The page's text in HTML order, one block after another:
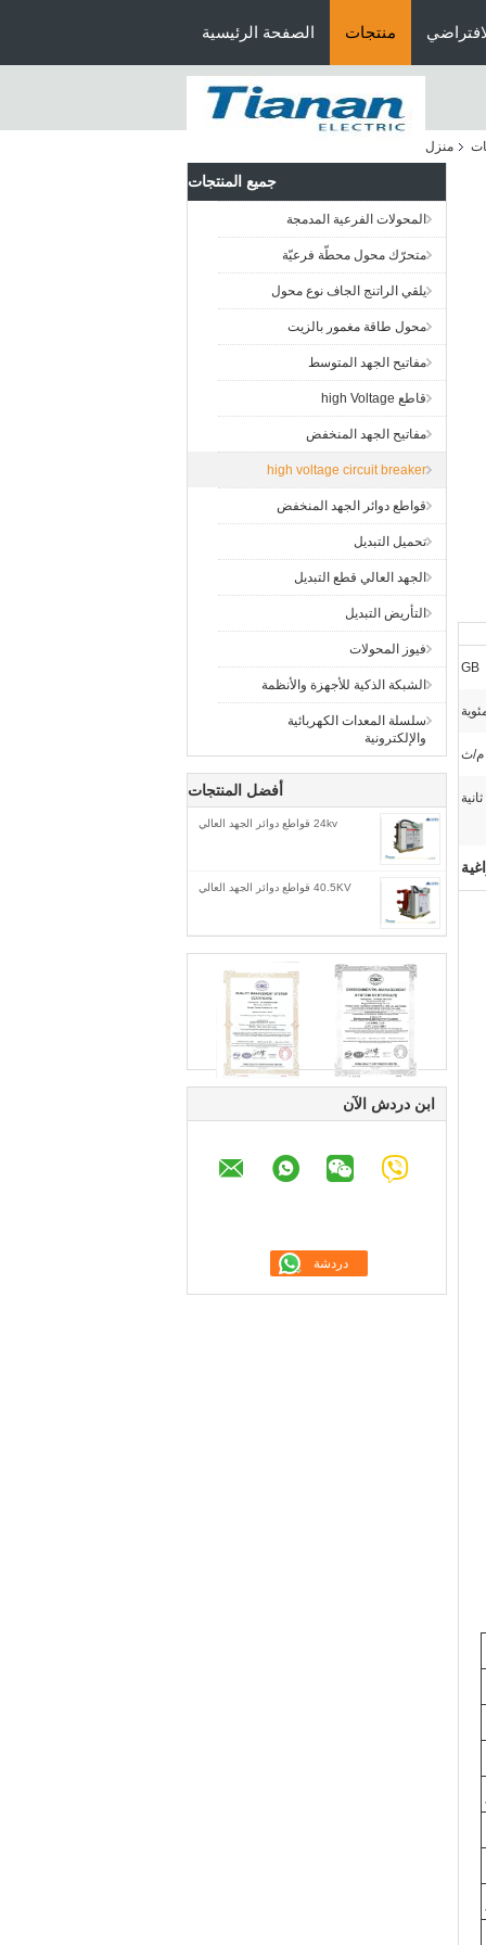
الصفحة الرئيسية منتجات
منزل
جميع المنتجات
المحولات الفرعية المدمجة
متحرّك محول محطّة فرعيّة
يلقي الراتنج الجاف نوع محول
محول طاقة مغمور بالزيت
مفاتيح الجهد المتوسط
قاطع high Voltage
مفاتيح الجهد المنخفض
high voltage circuit breaker
قواطع دوائر الجهد المنخفض
تحميل التبديل
الجهد العالي قطع التبديل
التأريض التبديل
فيوز المحولات
الشبكة الذكية للأجهزة والأنظمة
سلسلة المعدات الكهربائية
والإلكترونية
أفضل المنتجات
24kv قواطع دوائر الجهد العالي
40.5KV قواطع دوائر الجهد العالي
ابن دردش الآن
GB